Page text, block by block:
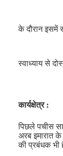
के दौरान इसमें
स्वाध्याय से
कार्यक्षेत्र :
पिछले पचीस
अरब इमारात
की प्रबंधक भी